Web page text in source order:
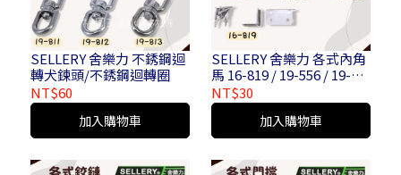
SELLERY 舍樂力 不銹鋼迴
轉犬鍊頭/不銹鋼迴轉圈
NT$60
加入購物車
SELLERY 舍樂力 各式內角
馬 16-819 / 19-556 / 19-
557 / 19-581 / 19-582 / 19-
585 / 19-586
NT$30
加入購物車